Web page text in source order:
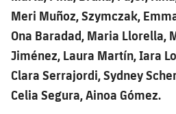
Estadi Johan Cruyff
Barça Cafe
Ciutat Esportiva
plusicon
más
SUB10 B
SUB9 A
SUB9 B
Jugadores
Fotos
Historia
Infantil A
Infantil B
Mini
Entradas
Resultados
Clasificaciones
Calendario
Resultados
Clasificaciones
Actualidad
Juvenil
Cadete A
PLUSICON
MÁS
Primer equipo
plusicon
Actualidad
Barça Atlètic
Meri Muñoz, Szymczak,
Ona Baradad, Maria Llorella,
Jiménez, Laura Martín, Iara
Clara Serrajordi, Sydney
Celia Segura, Ainoa Gómez.